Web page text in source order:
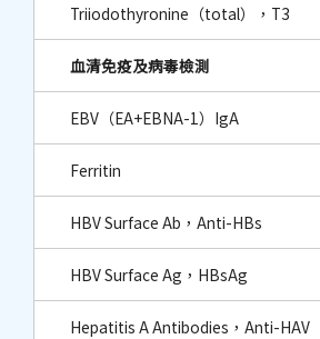
Triiodothyronine（total），T3
血清免疫及病毒檢測
EBV（EA+EBNA-1）IgA
Ferritin
HBV Surface Ab，Anti-HBs
HBV Surface Ag，HBsAg
Hepatitis A Antibodies，Anti-HAV